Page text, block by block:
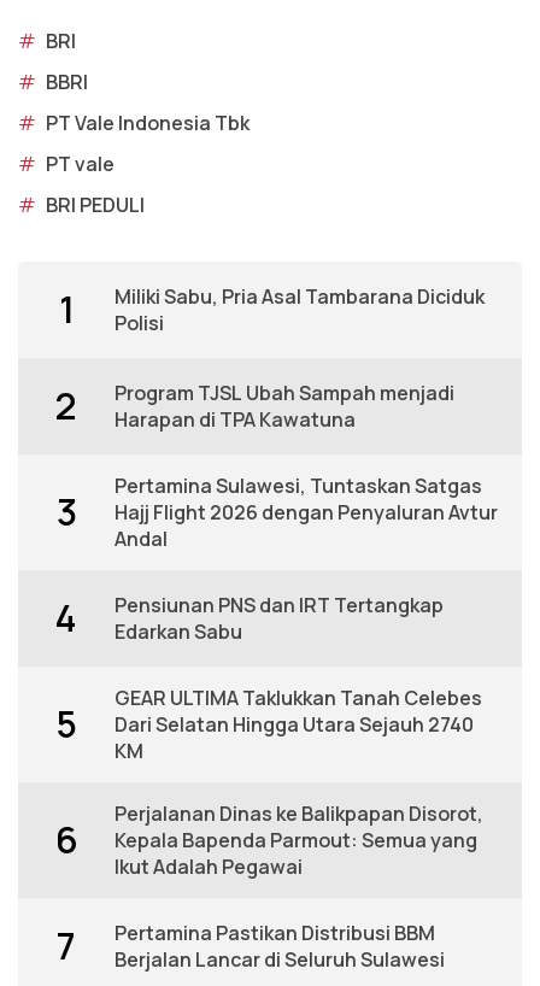
# BRI
# BBRI
# PT Vale Indonesia Tbk
# PT vale
# BRI PEDULI
1
Miliki Sabu, Pria Asal Tambarana Diciduk
Polisi
2
Program TJSL Ubah Sampah menjadi
Harapan di TPA Kawatuna
3
Pertamina Sulawesi, Tuntaskan Satgas
Hajj Flight 2026 dengan Penyaluran Avtur
Andal
4
Pensiunan PNS dan IRT Tertangkap
Edarkan Sabu
5
GEAR ULTIMA Taklukkan Tanah Celebes
Dari Selatan Hingga Utara Sejauh 2740
KM
6
Perjalanan Dinas ke Balikpapan Disorot,
Kepala Bapenda Parmout: Semua yang
Ikut Adalah Pegawai
7
Pertamina Pastikan Distribusi BBM
Berjalan Lancar di Seluruh Sulawesi